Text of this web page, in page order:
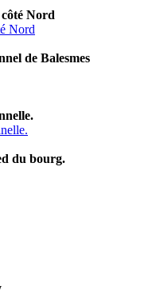
Nord
Nord
de Balesmes
du bourg.